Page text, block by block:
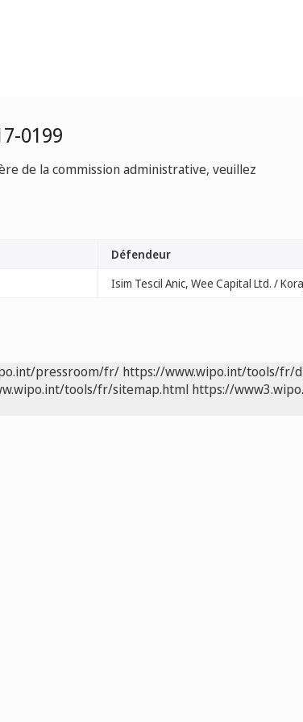
0199
de la commission administrative, veuillez
Défendeur
Isim Tescil Anic, Wee Capital Ltd. /
pressroom/fr/ https://www.wipo.int/tools/fr/
tools/fr/sitemap.html https://